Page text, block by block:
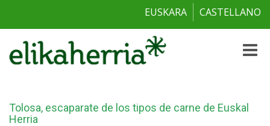
EUSKARA CASTELLANO
Toggle
Tolosa, escaparate de los tipos de carne de Euskal
Herria